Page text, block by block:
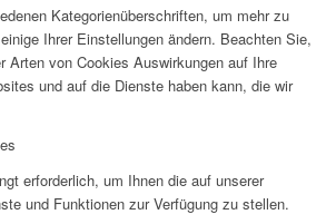
Kategorienüberschriften, um mehr zu
Ihrer Einstellungen ändern. Beachten Sie,
Arten von Cookies Auswirkungen auf Ihre
und auf die Dienste haben kann, die wir
erforderlich, um Ihnen die auf unserer
und Funktionen zur Verfügung zu stellen.